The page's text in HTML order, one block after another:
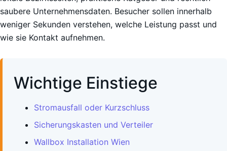
saubere Unternehmensdaten. Besucher sollen innerhalb
weniger Sekunden verstehen, welche Leistung passt und
wie sie Kontakt aufnehmen.
Wichtige Einstiege
Stromausfall oder Kurzschluss
Sicherungskasten und Verteiler
Wallbox Installation Wien